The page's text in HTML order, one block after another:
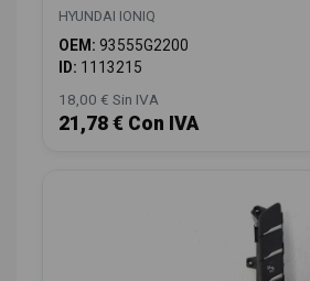
HYUNDAI IONIQ
OEM: 93555G2200
ID: 1113215
18,00 € Sin IVA
21,78 € Con IVA